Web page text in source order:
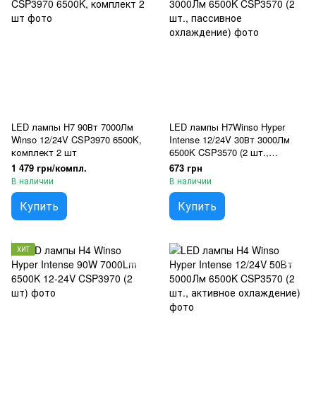
LED лампы H7 90Вт 7000Лм
Winso 12/24V CSP3970 6500K,
комплект 2 шт
1 479 грн/компл.
В наличии
Купить
LED лампы H7Winso Hyper
Intense 12/24V 30Вт 3000Лм
6500K CSP3570 (2 шт.,
пассивное охлаждение)
673 грн
В наличии
Купить
ХИТ